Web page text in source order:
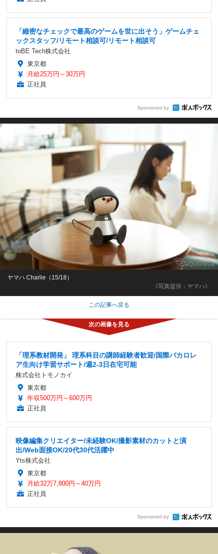
「緻密なチェックで最高のゲームを世に出そう」ゲームチェ
ックスタッフ/リモート相談可/リモート相談可
toBE Tech株式会社
東京都
月給25万円～30万円
正社員
Sponsored by
《写真提供：ヤマハ》
ヤマハ Charlie（15/18）
この記事へ戻る
「理系教材開発」 理系科目の講師経験者歓迎/国際バカロレ
ア生向け学習サポート/週2-3日在宅可能
株式会社トモノカイ
東京都
年収500万円～600万円
正社員
映像編集クリエイター/未経験OK/撮影素材のカットと演
出/Web面接OK/20代30代活躍中
Yts株式会社
東京都
月給32万7,800円～40万円
正社員
Sponsored by